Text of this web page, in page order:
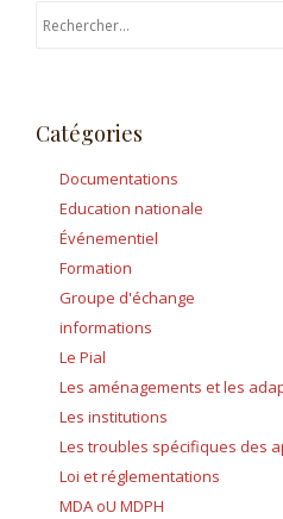
Rechercher :
Catégories
Documentations
Education nationale
Événementiel
Formation
Groupe d'échange
informations
Le Pial
Les aménagements et les
Les institutions
Les troubles spécifiques des
Loi et réglementations
MDA oU MDPH